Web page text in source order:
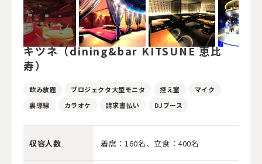
キツネ（dining&bar KITSUNE 恵比
寿）
飲み放題 プロジェクタ大型モニタ 控え室
マイク
裏導線
カラオケ 請求書払い DJブース
収容人数 着席：160名、立食：400名